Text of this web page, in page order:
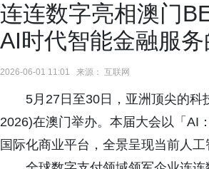
连连数字亮相澳门
AI时代智能金融服
2026-06-01 11:01 来源： 互联网
5月27日至30日，亚洲顶尖的
2026)在澳门举办。本届大会以「AI
国际化商业平台，全景呈现当前人